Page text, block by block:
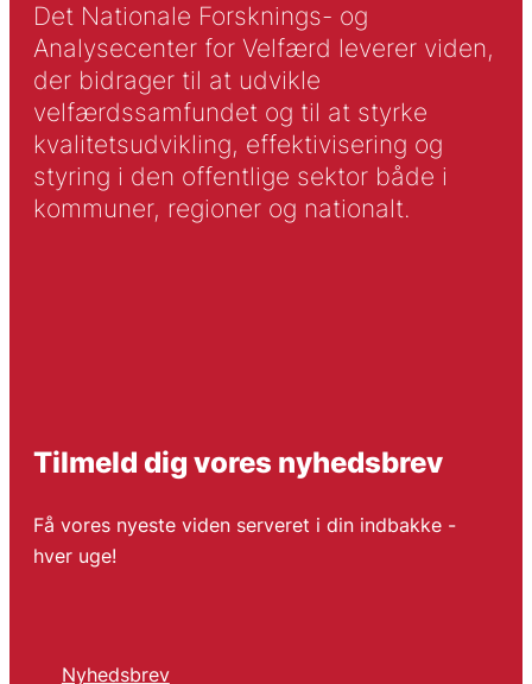
Det Nationale Forsknings- og
Analysecenter for Velfærd leverer viden,
der bidrager til at udvikle
velfærdssamfundet og til at styrke
kvalitetsudvikling, effektivisering og
styring i den offentlige sektor både i
kommuner, regioner og nationalt.
Tilmeld dig vores nyhedsbrev
Få vores nyeste viden serveret i din indbakke -
hver uge!
Nyhedsbrev